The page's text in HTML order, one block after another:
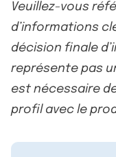
Veuillez-vous
d’informations
décision finale
représente pas
est nécessaire
profil avec le